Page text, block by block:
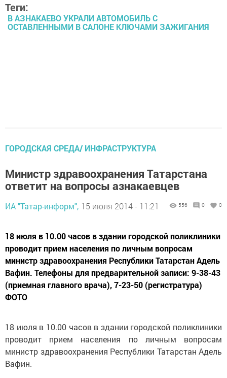
Теги:
В АЗНАКАЕВО УКРАЛИ АВТОМОБИЛЬ С
ОСТАВЛЕННЫМИ В САЛОНЕ КЛЮЧАМИ ЗАЖИГАНИЯ
ГОРОДСКАЯ СРЕДА/ ИНФРАСТРУКТУРА
Министр здравоохранения Татарстана
ответит на вопросы азнакаевцев
ИА "Татар-информ", 15 июля 2014 - 11:21 556 0 0
18 июля в 10.00 часов в здании городской поликлиники
проводит прием населения по личным вопросам
министр здравоохранения Республики Татарстан Адель
Вафин. Телефоны для предварительной записи: 9-38-43
(приемная главного врача), 7-23-50 (регистратура)
ФОТО
18 июля в 10.00 часов в здании городской поликлиники
проводит прием населения по личным вопросам
министр здравоохранения Республики Татарстан Адель
Вафин.